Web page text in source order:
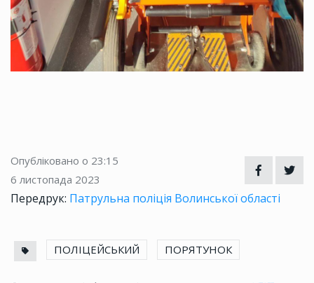
Опубліковано о 23:15
6 листопада 2023
Передрук: Патрульна поліція Волинської області
ПОЛІЦЕЙСЬКИЙ ПОРЯТУНОК